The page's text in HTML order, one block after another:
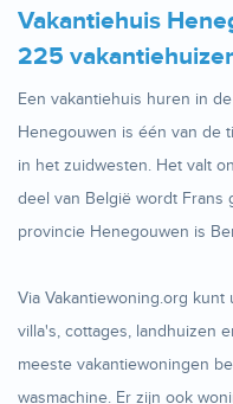
Vakantiehuis
225
Een vakantiehuis huren in
Henegouwen is één van de
in het zuidwesten. Het valt
deel van België wordt Frans
provincie Henegouwen is
Via Vakantiewoning.org
villa's, cottages, landhuizen
meeste vakantiewoningen
wasmachine. Er zijn ook